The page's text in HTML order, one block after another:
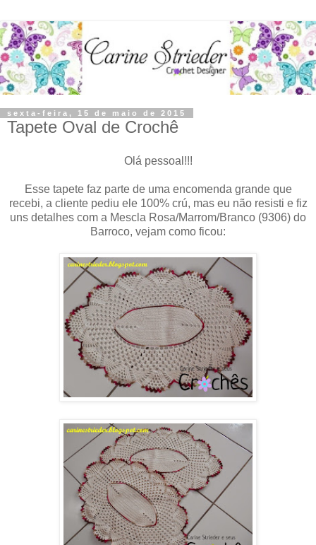
sexta-feira, 15 de maio de 2015
Tapete Oval de Crochê
Olá pessoal!!!
Esse tapete faz parte de uma encomenda grande que
recebi, a cliente pediu ele 100% crú, mas eu não resisti e fiz
uns detalhes com a Mescla Rosa/Marrom/Branco (9306) do
Barroco, vejam como ficou: